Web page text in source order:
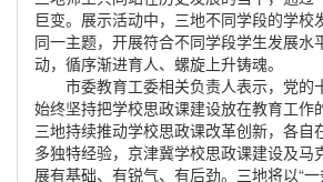
巨变。展示活动中，三地不同学段的学校
同一主题，开展符合不同学段学生发展水
动，循序渐进育人、螺旋上升铸魂。
市委教育工委相关负责人表示，党的
始终坚持把学校思政课建设放在教育工作
三地持续推动学校思政课改革创新，各自
多独特经验，京津冀学校思政课建设及马
展有基础、有锐气、有后劲。三地将以“一